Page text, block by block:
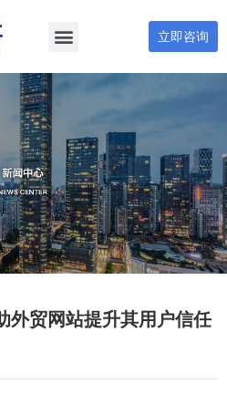
立即咨询
外贸网站提升其用户信任